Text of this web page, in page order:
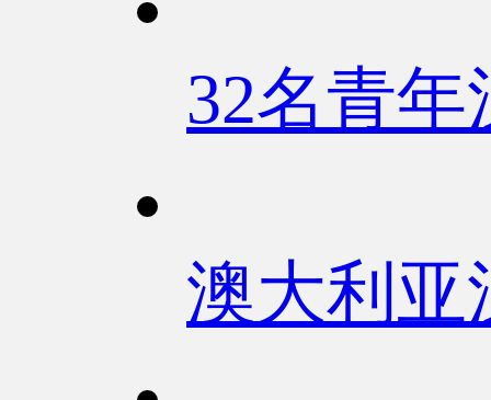
32名青
澳大利亚